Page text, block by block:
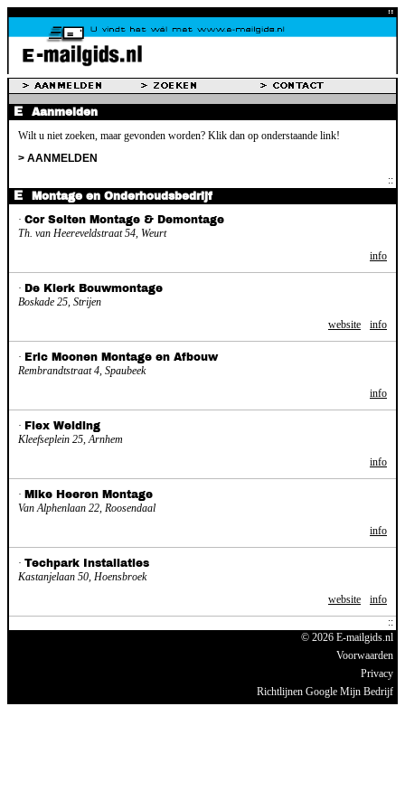
Aanmelden
Wilt u niet zoeken, maar gevonden worden? Klik dan op onderstaande link!
> AANMELDEN
Montage en Onderhoudsbedrijf
· Cor Selten Montage & Demontage
Th. van Heereveldstraat 54, Weurt
info
· De Klerk Bouwmontage
Boskade 25, Strijen
website
info
· Eric Moonen Montage en Afbouw
Rembrandtstraat 4, Spaubeek
info
· Flex Welding
Kleefseplein 25, Arnhem
info
· Mike Heeren Montage
Van Alphenlaan 22, Roosendaal
info
· Techpark Installaties
Kastanjelaan 50, Hoensbroek
website
info
© 2026 E-mailgids.nl
Voorwaarden
Privacy
Richtlijnen Google Mijn Bedrijf